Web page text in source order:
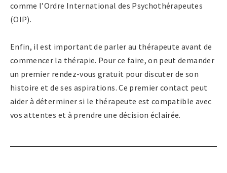
comme l’Ordre International des Psychothérapeutes
(OIP).
Enfin, il est important de parler au thérapeute avant de
commencer la thérapie. Pour ce faire, on peut demander
un premier rendez-vous gratuit pour discuter de son
histoire et de ses aspirations. Ce premier contact peut
aider à déterminer si le thérapeute est compatible avec
vos attentes et à prendre une décision éclairée.